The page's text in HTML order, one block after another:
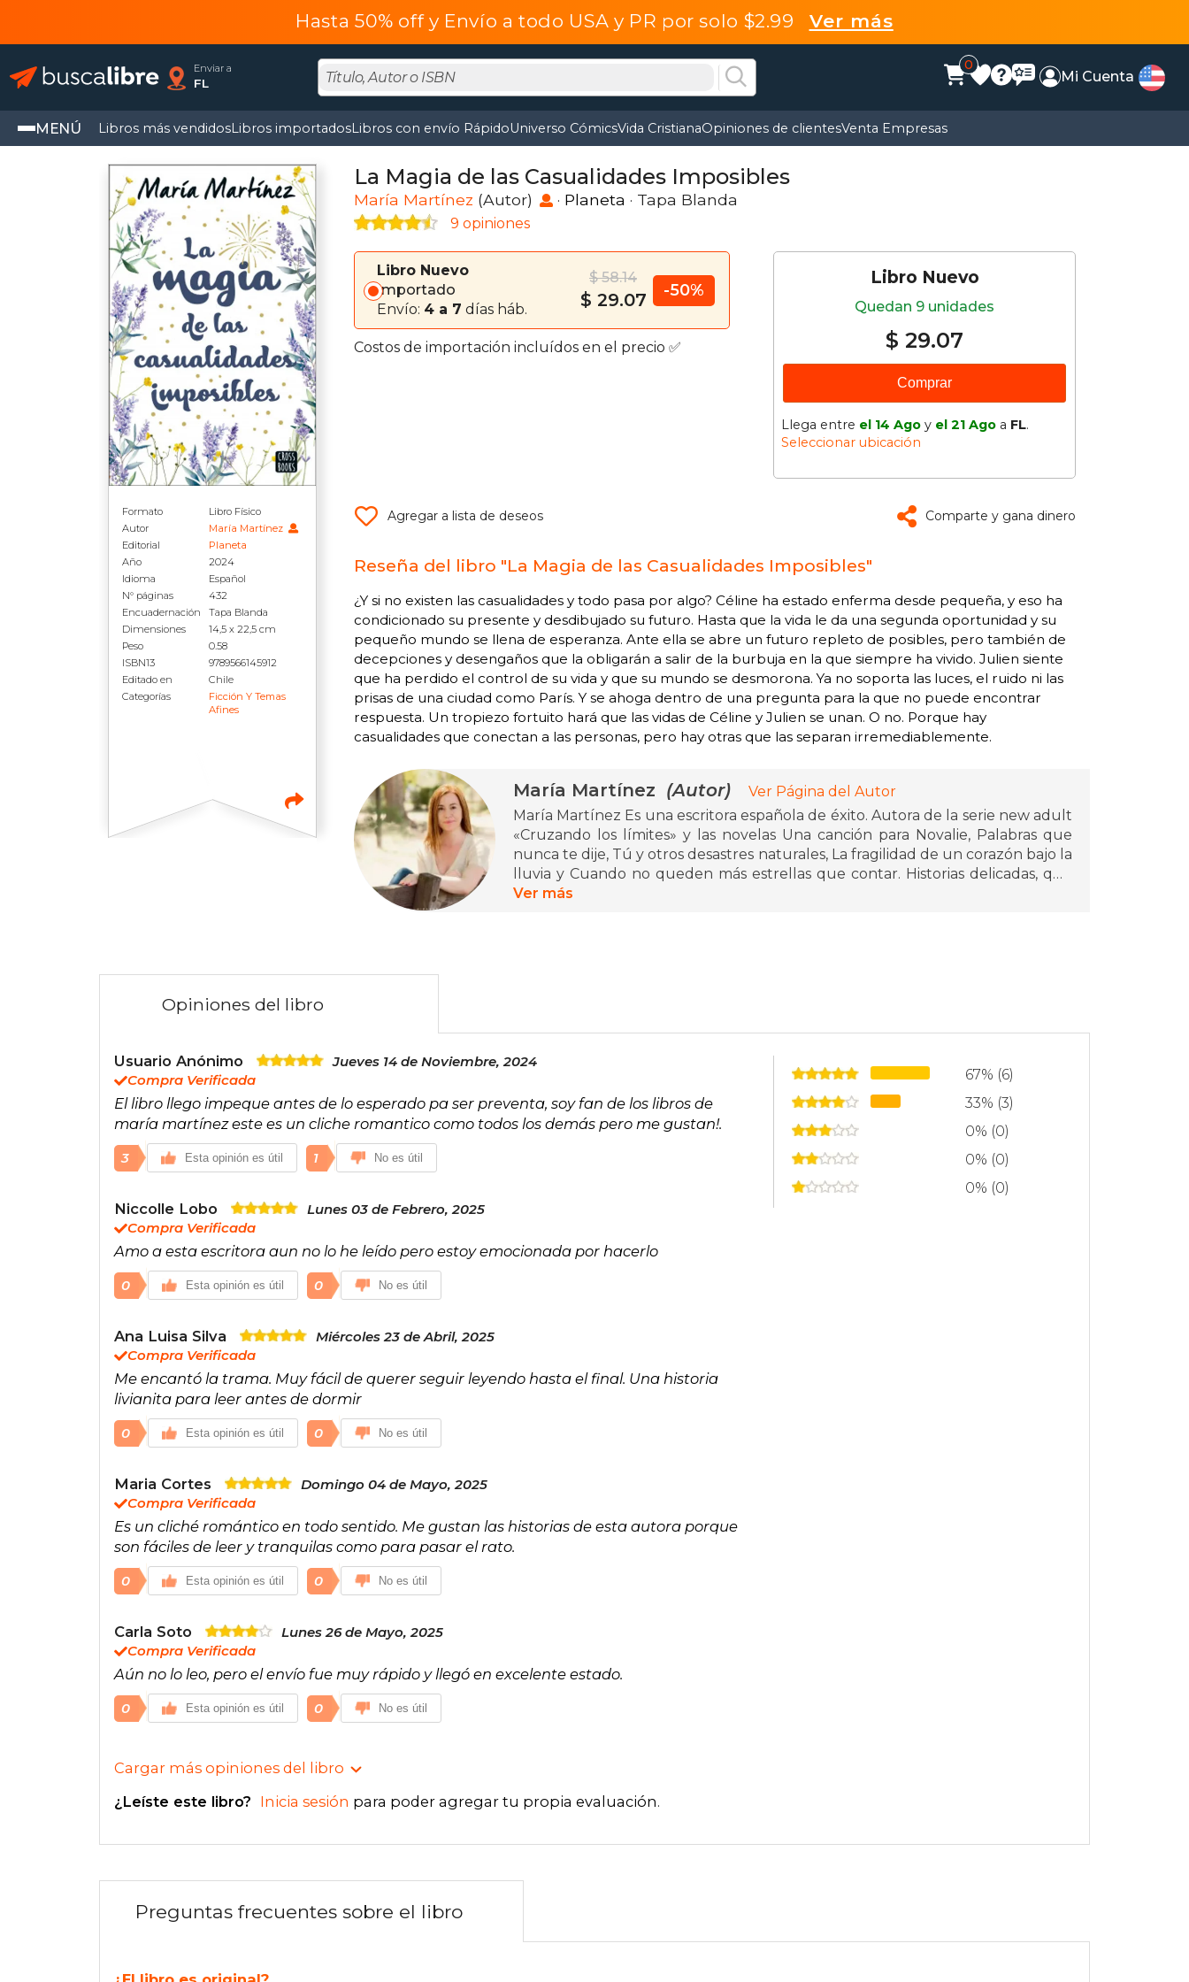
Hasta 50% off y Envío a todo USA y PR por solo $2.99 Ver más
Enviar a
FL
0
Mi Cuenta
MENÚ Libros más vendidosLibros importadosLibros con envío RápidoUniverso CómicsVida CristianaOpiniones de clientesVenta Empresas
Formato
Libro Físico
Autor
María Martínez
Editorial
Planeta
Año
2024
Idioma
Español
N° páginas
432
Encuadernación
Tapa Blanda
Dimensiones
14,5 x 22,5 cm
Peso
0.58
ISBN13
9789566145912
Editado en
Chile
Categorías
Ficción Y Temas
Afines
La Magia de las Casualidades Imposibles
María Martínez (Autor) · Planeta · Tapa Blanda
9 opiniones
Libro Nuevo
Importado
Envío: 4 a 7 días háb.
$ 58.14
$ 29.07 -50%
Costos de importación incluídos en el precio ✅
Libro Nuevo
Quedan 9 unidades
$ 29.07
Comprar
Llega entre el 14 Ago y el 21 Ago a FL.
Seleccionar ubicación
Agregar a lista de deseos Comparte y gana dinero
Reseña del libro "La Magia de las Casualidades Imposibles"
¿Y si no existen las casualidades y todo pasa por algo? Céline ha estado enferma desde pequeña, y eso ha
condicionado su presente y desdibujado su futuro. Hasta que la vida le da una segunda oportunidad y su
pequeño mundo se llena de esperanza. Ante ella se abre un futuro repleto de posibles, pero también de
decepciones y desengaños que la obligarán a salir de la burbuja en la que siempre ha vivido. Julien siente
que ha perdido el control de su vida y que su mundo se desmorona. Ya no soporta las luces, el ruido ni las
prisas de una ciudad como París. Y se ahoga dentro de una pregunta para la que no puede encontrar
respuesta. Un tropiezo fortuito hará que las vidas de Céline y Julien se unan. O no. Porque hay
casualidades que conectan a las personas, pero hay otras que las separan irremediablemente.
María Martínez (Autor)
Ver Página del Autor
María Martínez Es una escritora española de éxito. Autora de la serie new adult
«Cruzando los límites» y las novelas Una canción para Novalie, Palabras que
nunca te dije, Tú y otros desastres naturales, La fragilidad de un corazón bajo la
lluvia y Cuando no queden más estrellas que contar. Historias delicadas, que
tratan la complejidad de las emociones, y temas como la familia y la identidad.
Ver más
Opiniones del libro
Usuario Anónimo
Jueves 14 de Noviembre, 2024
Compra Verificada
El libro llego impeque antes de lo esperado pa ser preventa, soy fan de los libros de
maría martínez este es un cliche romantico como todos los demás pero me gustan!.
3 Esta opinión es útil 1 No es útil
Niccolle Lobo
Lunes 03 de Febrero, 2025
Compra Verificada
Amo a esta escritora aun no lo he leído pero estoy emocionada por hacerlo
0 Esta opinión es útil 0 No es útil
Ana Luisa Silva
Miércoles 23 de Abril, 2025
Compra Verificada
Me encantó la trama. Muy fácil de querer seguir leyendo hasta el final. Una historia
livianita para leer antes de dormir
0 Esta opinión es útil 0 No es útil
Maria Cortes
Domingo 04 de Mayo, 2025
Compra Verificada
Es un cliché romántico en todo sentido. Me gustan las historias de esta autora porque
son fáciles de leer y tranquilas como para pasar el rato.
0 Esta opinión es útil 0 No es útil
Carla Soto
Lunes 26 de Mayo, 2025
Compra Verificada
Aún no lo leo, pero el envío fue muy rápido y llegó en excelente estado.
0 Esta opinión es útil 0 No es útil
Cargar más opiniones del libro
¿Leíste este libro? Inicia sesión para poder agregar tu propia evaluación.
67% (6)
33% (3)
0% (0)
0% (0)
0% (0)
Preguntas frecuentes sobre el libro